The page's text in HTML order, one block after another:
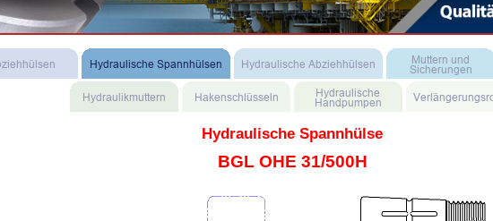
Hydraulische Spannhülse
BGL OHE 31/500H